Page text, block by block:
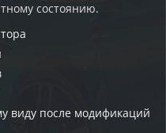
состоянию.
виду после модификаций